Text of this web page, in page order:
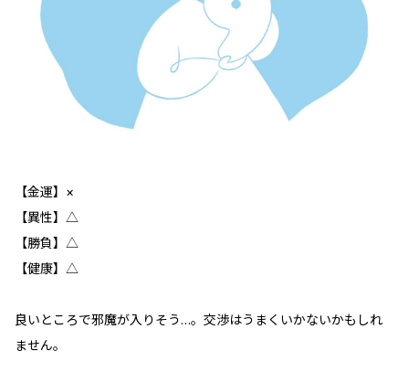
【金運】×
【異性】△
【勝負】△
【健康】△
良いところで邪魔が入りそう…。交渉はうまくいかないかもしれ
ません。